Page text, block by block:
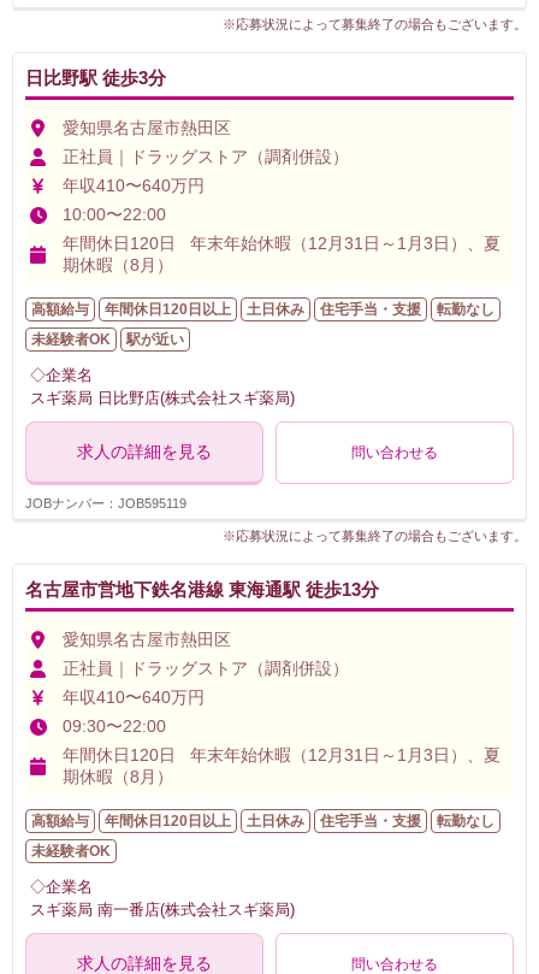
※応募状況によって募集終了の場合もございます。
日比野駅 徒歩3分
愛知県名古屋市熱田区
正社員｜ドラッグストア（調剤併設）
年収410〜640万円
10:00〜22:00
年間休日120日 年末年始休暇（12月31日～1月3日）、夏
期休暇（8月）
高額給与 年間休日120日以上 土日休み 住宅手当・支援
転勤なし
未経験者OK
駅が近い
◇企業名
スギ薬局 日比野店(株式会社スギ薬局)
求人の詳細を見る 問い合わせる
JOBナンバー：JOB595119
※応募状況によって募集終了の場合もございます。
名古屋市営地下鉄名港線 東海通駅 徒歩13分
愛知県名古屋市熱田区
正社員｜ドラッグストア（調剤併設）
年収410〜640万円
09:30〜22:00
年間休日120日 年末年始休暇（12月31日～1月3日）、夏
期休暇（8月）
高額給与 年間休日120日以上 土日休み 住宅手当・支援
転勤なし
未経験者OK
◇企業名
スギ薬局 南一番店(株式会社スギ薬局)
求人の詳細を見る 問い合わせる